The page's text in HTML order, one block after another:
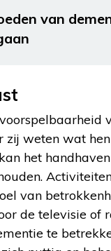
van
zij weten wat
het
van
de televisie of
te